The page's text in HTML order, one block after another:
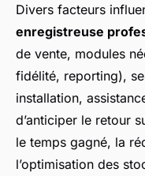
Divers facteurs
enregistreuse
de vente, modules
fidélité, reporting),
installation,
d’anticiper le retour
le temps gagné, la
l’optimisation des